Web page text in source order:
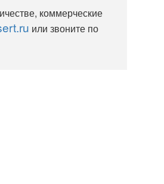
коммерческие
или звоните по